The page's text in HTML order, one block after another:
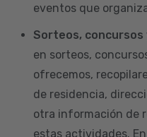
eventos que
Sorteos, concursos
en sorteos,
ofrecemos,
de residencia,
otra información de
estas actividades.